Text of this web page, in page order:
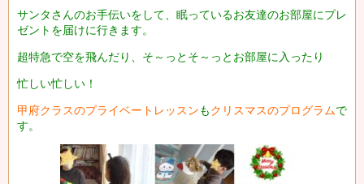
サンタさんのお手伝いをして、眠っているお友達のお部屋にプレ
ゼントを届けに行きます。
超特急で空を飛んだり、そ～っとそ～っとお部屋に入ったり
忙しい忙しい！
甲府クラスのプライベートレッスンもクリスマスのプログラムで
す。